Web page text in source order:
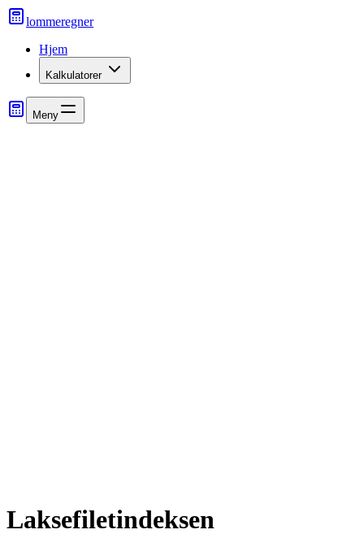
lommeregner
Hjem
Kalkulatorer
Meny
Laksefiletindeksen